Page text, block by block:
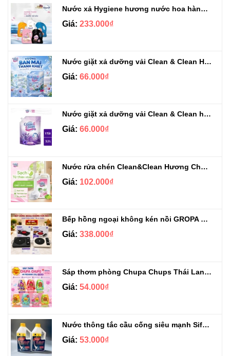
Nước xả Hygiene hương nước hoa hàng chuẩn Thái can 3L3
Giá: 233.000₫
Nước giặt xả dưỡng vải Clean & Clean Hương Ban Mai 3.2kg
Giá: 66.000₫
Nước giặt xả dưỡng vải Clean & Clean hương Violet 3.2kg
Giá: 66.000₫
Nước rửa chén Clean&Clean Hương Chanh Can 5L
Giá: 102.000₫
Bếp hồng ngoại không kén nồi GROPA G1-608
Giá: 338.000₫
Sáp thơm phòng Chupa Chups Thái Lan 230g
Giá: 54.000₫
Nước thông tắc cầu cống siêu mạnh Sifa 1.4kg
Giá: 53.000₫